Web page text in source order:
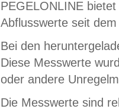
PEGELONLINE
Abflusswerte seit
Bei den
Diese Messwerte
oder andere
Die Messwerte sind